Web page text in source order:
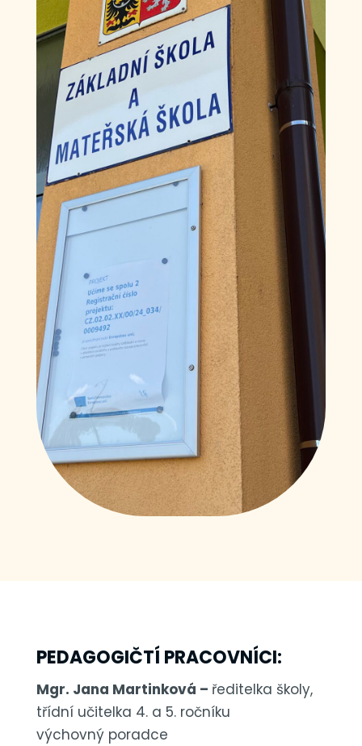
PEDAGOGIČTÍ PRACOVNÍCI:
Mgr. Jana Martinková – ředitelka školy,
třídní učitelka 4. a 5. ročníku
výchovný poradce